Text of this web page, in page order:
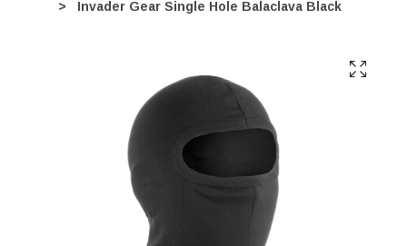
Invader Gear Single Hole Balaclava Black